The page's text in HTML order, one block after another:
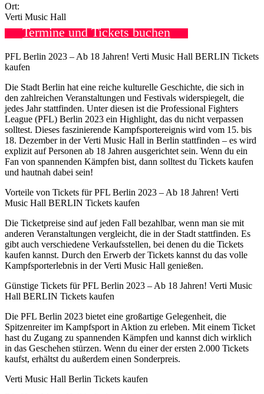
Ort:
Verti Music Hall
Termine und Tickets buchen
PFL Berlin 2023 – Ab 18 Jahren! Verti Music Hall BERLIN Tickets
kaufen
Die Stadt Berlin hat eine reiche kulturelle Geschichte, die sich in
den zahlreichen Veranstaltungen und Festivals widerspiegelt, die
jedes Jahr stattfinden. Unter diesen ist die Professional Fighters
League (PFL) Berlin 2023 ein Highlight, das du nicht verpassen
solltest. Dieses faszinierende Kampfsportereignis wird vom 15. bis
18. Dezember in der Verti Music Hall in Berlin stattfinden – es wird
explizit auf Personen ab 18 Jahren ausgerichtet sein. Wenn du ein
Fan von spannenden Kämpfen bist, dann solltest du Tickets kaufen
und hautnah dabei sein!
Vorteile von Tickets für PFL Berlin 2023 – Ab 18 Jahren! Verti
Music Hall BERLIN Tickets kaufen
Die Ticketpreise sind auf jeden Fall bezahlbar, wenn man sie mit
anderen Veranstaltungen vergleicht, die in der Stadt stattfinden. Es
gibt auch verschiedene Verkaufsstellen, bei denen du die Tickets
kaufen kannst. Durch den Erwerb der Tickets kannst du das volle
Kampfsporterlebnis in der Verti Music Hall genießen.
Günstige Tickets für PFL Berlin 2023 – Ab 18 Jahren! Verti Music
Hall BERLIN Tickets kaufen
Die PFL Berlin 2023 bietet eine großartige Gelegenheit, die
Spitzenreiter im Kampfsport in Aktion zu erleben. Mit einem Ticket
hast du Zugang zu spannenden Kämpfen und kannst dich wirklich
in das Geschehen stürzen. Wenn du einer der ersten 2.000 Tickets
kaufst, erhältst du außerdem einen Sonderpreis.
Verti Music Hall Berlin Tickets kaufen